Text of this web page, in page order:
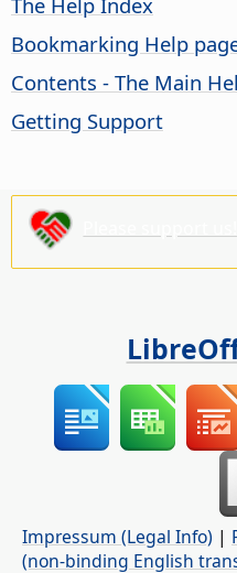
Bookmarking Help
Contents - The Main
Getting Support
Impressum (Legal Info) |
(non-binding English